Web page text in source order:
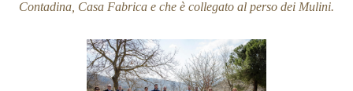
Contadina, Casa Fabrica e che è collegato al perso dei Mulini.